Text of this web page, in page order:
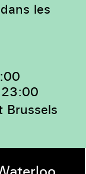
les
Brussels